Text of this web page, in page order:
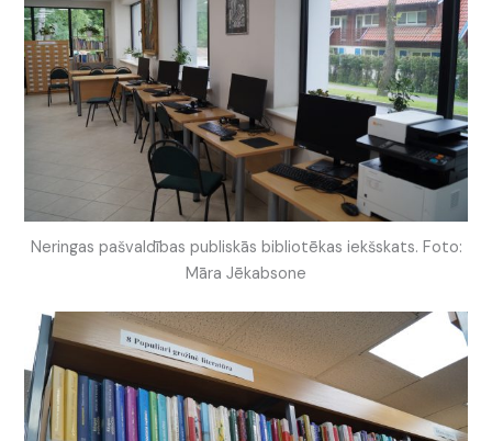
Neringas pašvaldības publiskās bibliotēkas iekšskats. Foto:
Māra Jēkabsone